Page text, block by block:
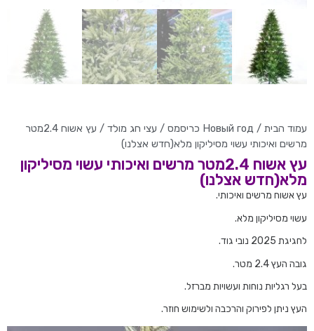
עמוד הבית / Новый год כריסמס / עצי חג מולד
/ עץ אשוח 2.4מטר
מרשים ואיכותי עשוי מסיליקון מלא(חדש אצלנו)
עץ אשוח 2.4מטר מרשים ואיכותי עשוי מסיליקון
מלא(חדש אצלנו)
עץ אשוח מרשים ואיכותי.
עשוי מסיליקון מלא.
לחגיגת 2025 נובי גוד.
גובה העץ 2.4 מטר.
בעל רגליות נוחות ועשויות מברזל.
העץ ניתן לפירוק והרכבה ולשימוש חוזר.